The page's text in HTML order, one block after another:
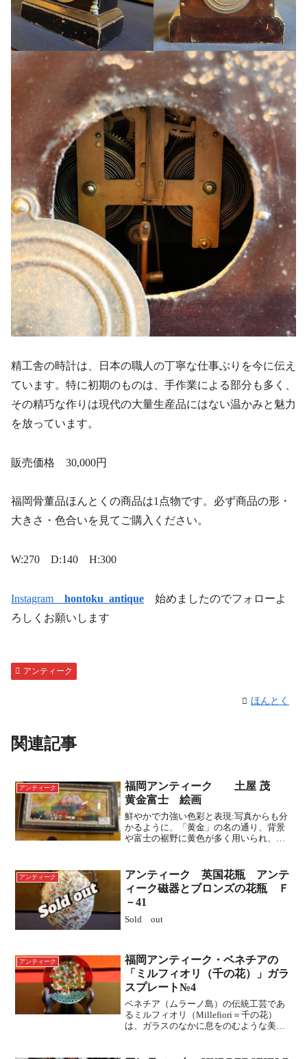
精工舎の時計は、日本の職人の丁寧な仕事ぶりを今に伝え
ています。特に初期のものは、手作業による部分も多く、
その精巧な作りは現代の大量生産品にはない温かみと魅力
を放っています。
販売価格 30,000円
福岡骨董品ほんとくの商品は1点物です。必ず商品の形・
大きさ・色合いを見てご購入ください。
W:270 D:140 H:300
Instagram hontoku_antique 始めましたのでフォローよ
ろしくお願いします
アンティーク
ほんとく
関連記事
アンティーク
福岡アンティーク 土屋 茂
黄金富士 絵画
鮮やかで力強い色彩と表現:写真からも分
かるように、「黄金」の名の通り、背景
や富士の裾野に黄色が多く用いられ、非
を招く色とされており、縁起の良さを強
調しています。絵具を厚...
アンティーク
アンティーク 英国花瓶 アンテ
ィーク磁器とブロンズの花瓶 Ｆ
－41
Sold out
アンティーク
福岡アンティーク・ベネチアの
「ミルフィオリ（千の花）」ガラ
スプレート№4
ベネチア（ムラーノ島）の伝統工芸であ
るミルフィオリ（Millefiori＝千の花）
は、ガラスのなかに息をのむような美し